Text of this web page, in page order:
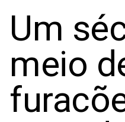
Um
meio